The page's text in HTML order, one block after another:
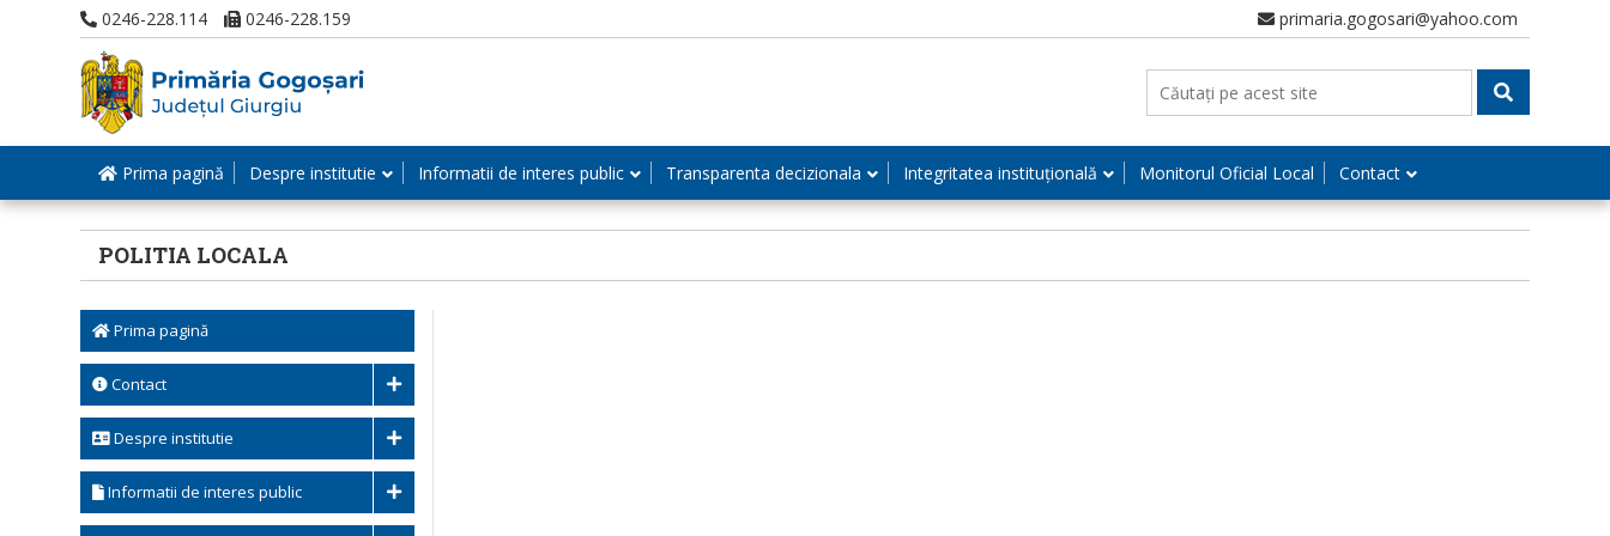
0246-228.114 0246-228.159 primaria.gogosari@yahoo.com
Prima pagină Despre institutie Informatii de interes public Transparenta decizionala Integritatea instituțională Monitorul Oficial Local Contact
POLITIA LOCALA
Prima pagină
Contact
Despre institutie
Informatii de interes public